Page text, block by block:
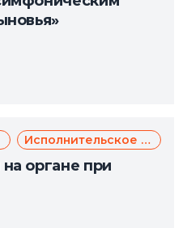
Исполнительское искусство
органе при